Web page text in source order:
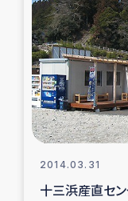
2014.03.31
十三浜産直セ